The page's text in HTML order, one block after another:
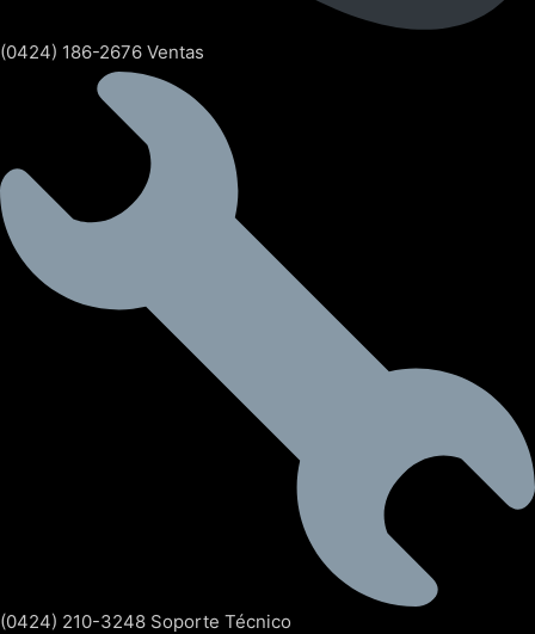
(0424) 186-2676 Ventas
(0424) 210-3248 Soporte Técnico